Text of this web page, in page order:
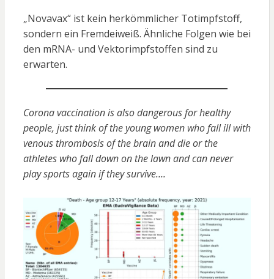
„Novavax“ ist kein herkömmlicher Totimpfstoff,
sondern ein Fremdeiweiß. Ähnliche Folgen wie bei
den mRNA- und Vektorimpfstoffen sind zu
erwarten.
Corona vaccination is also dangerous for healthy
people, just think of the young women who fall ill with
venous thrombosis of the brain and die or the
athletes who fall down on the lawn and can never
play sports again if they survive….